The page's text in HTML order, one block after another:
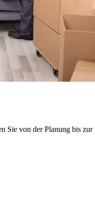
Sie von der Planung bis